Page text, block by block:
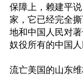
保障上，赖建平
家，它已经完全
地和中国人民对
奴役所有的中国人
流亡美国的山东